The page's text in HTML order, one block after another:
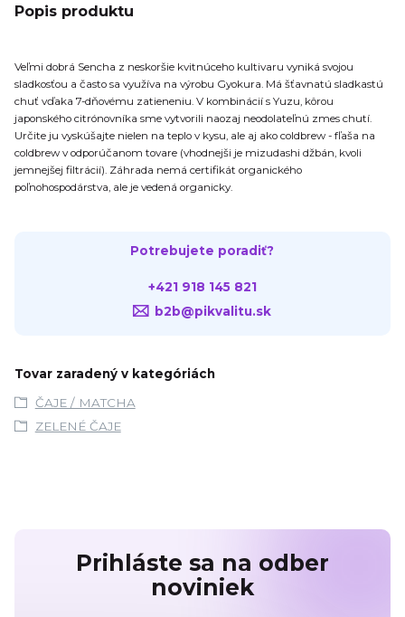
Popis produktu
Veľmi dobrá Sencha z neskoršie kvitnúceho kultivaru vyniká svojou
sladkosťou a často sa využíva na výrobu Gyokura. Má šťavnatú sladkastú
chuť vďaka 7-dňovému zatieneniu. V kombinácií s Yuzu, kôrou
japonského citrónovníka sme vytvorili naozaj neodolateľnú zmes chutí.
Určite ju vyskúšajte nielen na teplo v kysu, ale aj ako coldbrew - fľaša na
coldbrew v odporúčanom tovare (vhodnejši je mizudashi džbán, kvoli
jemnejšej filtrácií). Záhrada nemá certifikát organického
poľnohospodárstva, ale je vedená organicky.
Potrebujete poradiť?
+421 918 145 821
b2b@pikvalitu.sk
Tovar zaradený v kategóriách
ČAJE / MATCHA
ZELENÉ ČAJE
Prihláste sa na odber
noviniek